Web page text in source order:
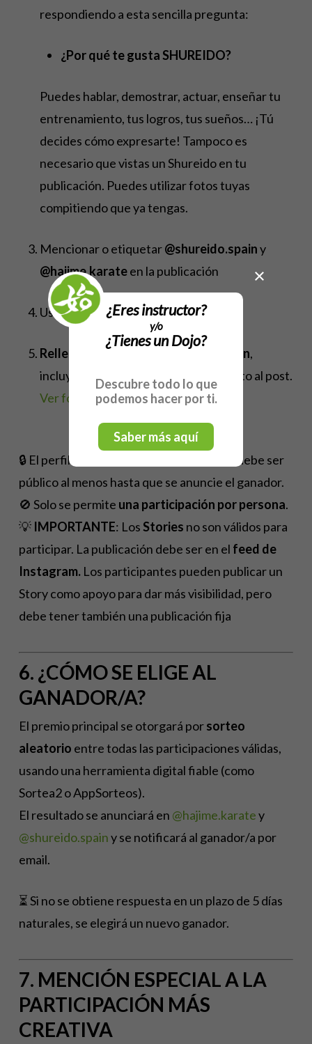
respondiendo a esta sencilla pregunta:
¿Por qué te gusta SHUREIDO?
Puedes hablar, demostrar, actuar, enseñar tu
entrenamiento, tus logros, tus sueños… ¡Tú
decides cómo expresarte! Tampoco es
necesario que vistas un Shureido en tu
publicación. Puedes utilizar fotos tuyas
compitiendo que ya tengas.
Mencionar o etiquetar@shureido.spainy
@hajime.karateen la publicación
Usar el hashtag#MyShureido
Rellena el formulario de participación,
incluyendo tus datos y el enlace directo al post.
Ver formulario de participación
🔒 El perfil desde el que se publica el post debe ser
público al menos hasta que se anuncie el ganador.
🚫 Solo se permite una participación por persona.
💡 IMPORTANTE: LosStories no son válidos para
participar. La publicación debe ser en el feed de
Instagram. Los participantes pueden publicar un
Story como apoyo para dar más visibilidad, pero
debe tener también una publicación fija
6. ¿CÓMO SE ELIGE AL
GANADOR/A?
El premio principal se otorgará porsorteo
aleatorio entre todas las participaciones válidas,
usando una herramienta digital fiable (como
Sortea2 o AppSorteos).
El resultado se anunciará en @hajime.karatey
@shureido.spainy se notificará al ganador/a por
email.
⏳ Si no se obtiene respuesta en un plazo de 5 días
naturales, se elegirá un nuevo ganador.
7. MENCIÓN ESPECIAL A LA
PARTICIPACIÓN MÁS
CREATIVA
×
¿Eres instructor?
y/o
¿Tienes un Dojo?
Descubre todo lo que
podemos hacer por ti.
Saber más aquí